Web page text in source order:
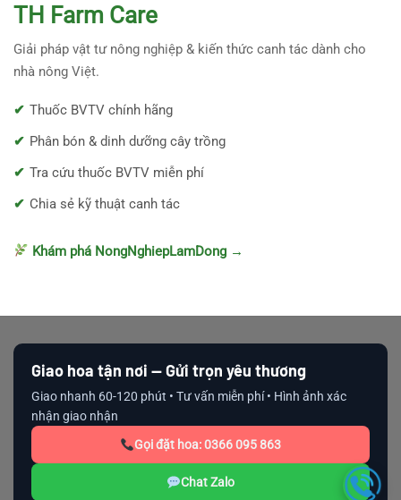
TH Farm Care
Giải pháp vật tư nông nghiệp & kiến thức canh tác dành cho
nhà nông Việt.
Thuốc BVTV chính hãng
Phân bón & dinh dưỡng cây trồng
Tra cứu thuốc BVTV miễn phí
Chia sẻ kỹ thuật canh tác
Khám phá NongNghiepLamDong →
Giao hoa tận nơi — Gửi trọn yêu thương
Giao nhanh 60-120 phút • Tư vấn miễn phí • Hình ảnh xác
nhận giao nhận
Gọi đặt hoa: 0366 095 863
Chat Zalo